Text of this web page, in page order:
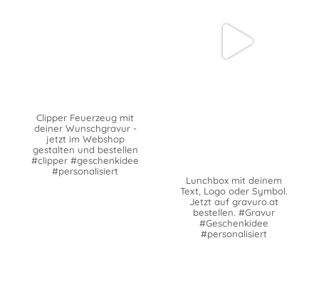
Clipper Feuerzeug mit
deiner Wunschgravur -
jetzt im Webshop
gestalten und bestellen
#clipper #geschenkidee
#personalisiert
Lunchbox mit deinem
Text, Logo oder Symbol.
Jetzt auf gravuro.at
bestellen. #Gravur
#Geschenkidee
#personalisiert